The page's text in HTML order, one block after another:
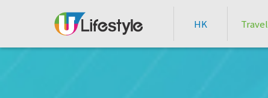
HK Travel